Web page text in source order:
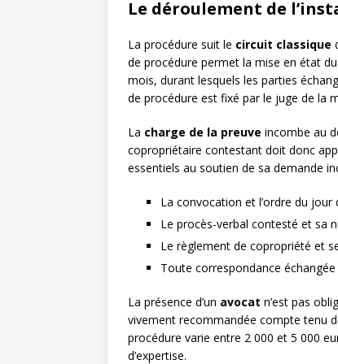
Le déroulement de
La procédure suit le circuit classique
de procédure permet la mise en état
mois, durant lesquels les parties
de procédure est fixé par le juge de la
La charge de la preuve incombe au
copropriétaire contestant doit donc
essentiels au soutien de sa demande
La convocation et l’ordre du jour
Le procès-verbal contesté et sa
Le règlement de copropriété et
Toute correspondance
La présence d’un avocat n’est pas
vivement recommandée compte tenu
procédure varie entre 2 000 et 5 000
d’expertise.